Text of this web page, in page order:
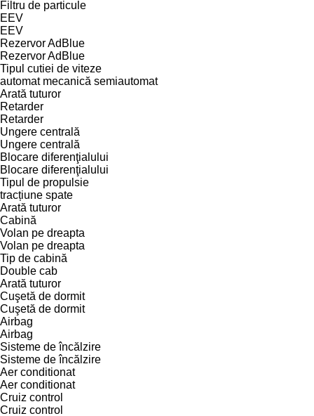
Filtru de particule
EEV
EEV
Rezervor AdBlue
Rezervor AdBlue
Tipul cutiei de viteze
automat mecanică semiautomat
Arată tuturor
Retarder
Retarder
Ungere centrală
Ungere centrală
Blocare diferenţialului
Blocare diferenţialului
Tipul de propulsie
tracțiune spate
Arată tuturor
Cabină
Volan pe dreapta
Volan pe dreapta
Tip de cabină
Double cab
Arată tuturor
Cuşetă de dormit
Cuşetă de dormit
Airbag
Airbag
Sisteme de încălzire
Sisteme de încălzire
Aer conditionat
Aer conditionat
Cruiz control
Cruiz control